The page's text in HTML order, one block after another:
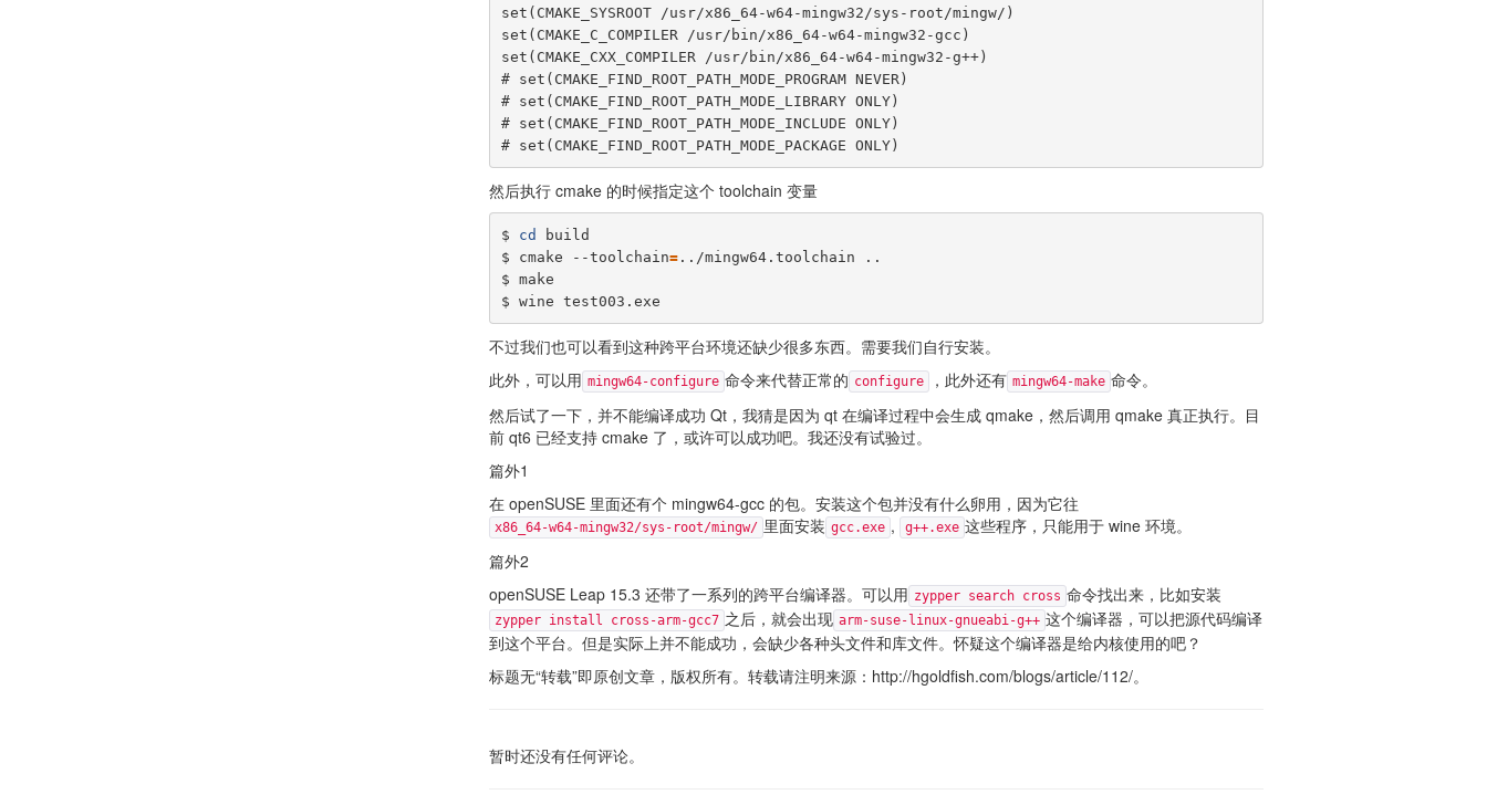
set(CMAKE_SYSROOT /usr/x86_64-w64-mingw32/sys-root/mingw/)
set(CMAKE_C_COMPILER /usr/bin/x86_64-w64-mingw32-gcc)
set(CMAKE_CXX_COMPILER /usr/bin/x86_64-w64-mingw32-g++)
# set(CMAKE_FIND_ROOT_PATH_MODE_PROGRAM NEVER)
# set(CMAKE_FIND_ROOT_PATH_MODE_LIBRARY ONLY)
# set(CMAKE_FIND_ROOT_PATH_MODE_INCLUDE ONLY)
然后执行 cmake 的时候指定这个 toolchain 变量
$ cd build
$ cmake --toolchain=../mingw64.toolchain ..
$ make
不过我们也可以看到这种跨平台环境还缺少很多东西。需要我们自行安装。
此外，可以用 mingw64-configure 命令来代替正常的 configure ，此外还有 mingw64-make 命令。
然后试了一下，并不能编译成功 Qt，我猜是因为 qt 在编译过程中会生成 qmake，然后调用 qmake 真正执行。目
前 qt6 已经支持 cmake 了，或许可以成功吧。我还没有试验过。
篇外1
在 openSUSE 里面还有个 mingw64-gcc 的包。安装这个包并没有什么卵用，因为它往
x86_64-w64-mingw32/sys-root/mingw/ 里面安装 gcc.exe , g++.exe 这些程序，只能用于 wine 环境。
篇外2
openSUSE Leap 15.3 还带了一系列的跨平台编译器。可以用 zypper search cross 命令找出来，比如安装
zypper install cross-arm-gcc7 之后，就会出现 arm-suse-linux-gnueabi-g++ 这个编译器，可以把源代码编译
到这个平台。但是实际上并不能成功，会缺少各种头文件和库文件。怀疑这个编译器是给内核使用的吧？
标题无“转载”即原创文章，版权所有。转载请注明来源：http://hgoldfish.com/blogs/article/112/。
暂时还没有任何评论。